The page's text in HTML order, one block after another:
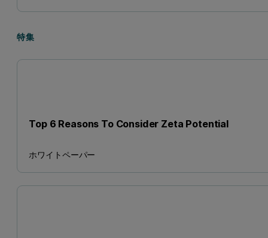
特集
Top 6 Reasons To Consider Zeta Potential
ホワイトペーパー